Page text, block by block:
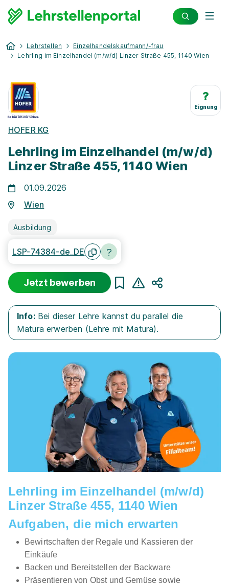
Lehrstellen
Einzelhandelskaufmann/-frau
Lehrling im Einzelhandel (m/w/d) Linzer Straße 455, 1140 Wien
?
Eignung
HOFER KG
Lehrling im Einzelhandel (m/w/d)
Linzer Straße 455, 1140 Wien
01.09.2026
Wien
Ausbildung
LSP-74384-de_DE
Jetzt bewerben
Info: Bei dieser Lehre kannst du parallel die
Matura erwerben (Lehre mit Matura).
Lehrling im Einzelhandel (m/w/d)
Linzer Straße 455, 1140 Wien
Aufgaben, die mich erwarten
Bewirtschaften der Regale und Kassieren der
Einkäufe
Backen und Bereitstellen der Backware
Präsentieren von Obst und Gemüse sowie